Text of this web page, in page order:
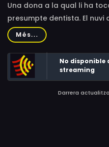
Midgley, Lon Poff, S.S.
Stroheim, James Wang, Max
Una dona a la qual li ha
presumpte dentista. El
tenir llicència per exercir
matrimoni viu amb
compulsivament.
desembocaran en tragèdia.
Més...
No disponible
streaming
Darrera